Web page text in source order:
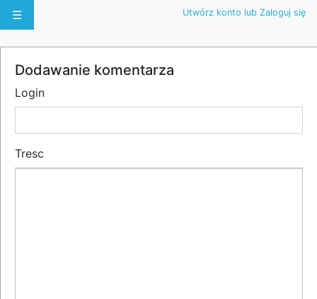
☰ Utwórz konto lub Zaloguj się
Dodawanie komentarza
Login
Tresc